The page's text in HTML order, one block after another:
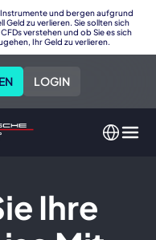
und bergen aufgrund
Geld zu verlieren. Sie sollten sich
verstehen und ob Sie es sich
Ihr Geld zu verlieren.
LOGIN
Ihre